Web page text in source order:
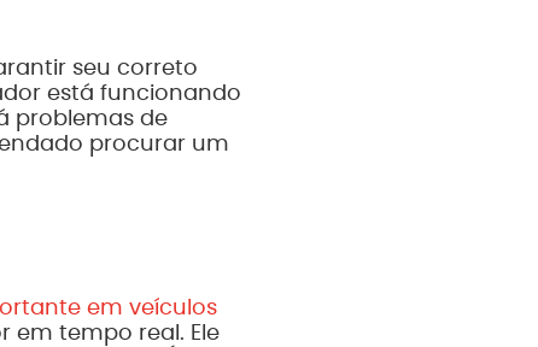
seu correto
está funcionando
problemas de
procurar um
em veículos
tempo real. Ele